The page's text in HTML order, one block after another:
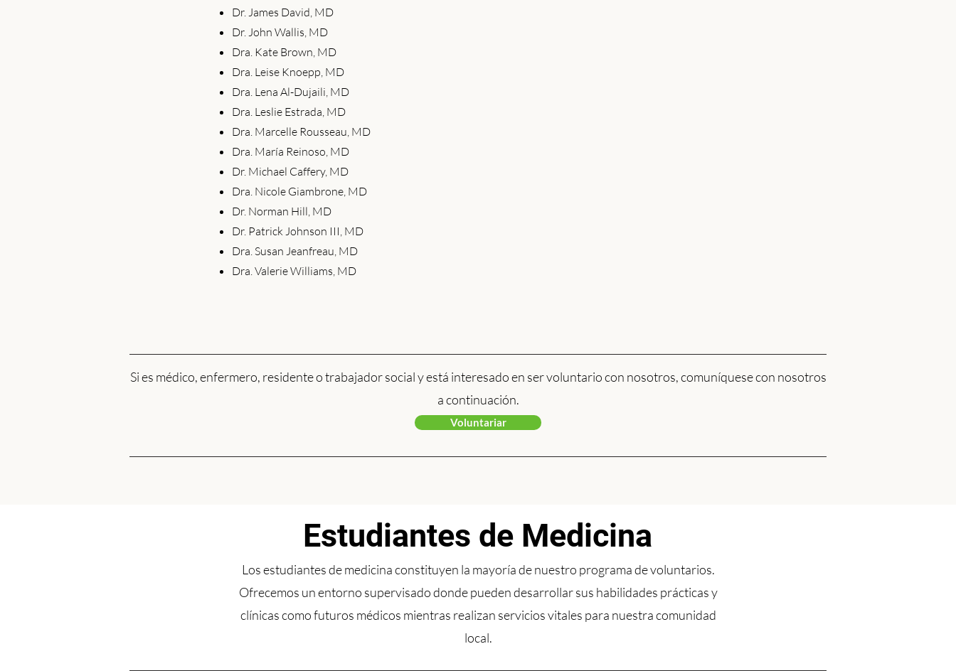
Dr. James David, MD
Dr. John Wallis, MD
Dra. Kate Brown, MD
Dra. Leise Knoepp, MD
Dra. Lena Al-Dujaili, MD
Dra. Leslie Estrada, MD
Dra. Marcelle Rousseau, MD
Dra. María Reinoso, MD
Dr. Michael Caffery, MD
Dra. Nicole Giambrone, MD
Dr. Norman Hill, MD
Dr. Patrick Johnson III, MD
Dra. Susan Jeanfreau, MD
Dra. Valerie Williams, MD
Si es médico, enfermero, residente o trabajador social y está interesado en ser voluntario con nosotros, comuníquese con nosotros
a continuación.
Voluntariar
Estudiantes de Medicina
Los estudiantes de medicina constituyen la mayoría de nuestro programa de voluntarios.
Ofrecemos un entorno supervisado donde pueden desarrollar sus habilidades prácticas y
clínicas como futuros médicos mientras realizan servicios vitales para nuestra comunidad
local.